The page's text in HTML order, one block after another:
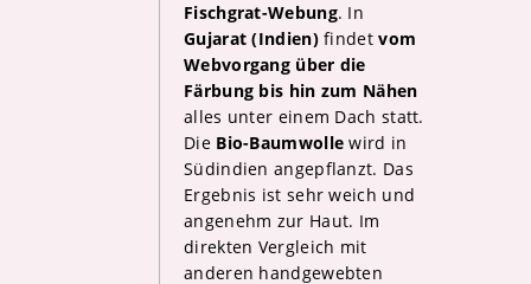
Fischgrat-Webung. In
Gujarat (Indien)findetvom
Webvorgang über die
Färbung bis hin zum Nähen
alles unter einem Dach statt.
Die Bio-Baumwolle wird in
Südindien angepflanzt. Das
Ergebnis ist sehr weich und
angenehm zur Haut. Im
direkten Vergleich mit
anderen handgewebten